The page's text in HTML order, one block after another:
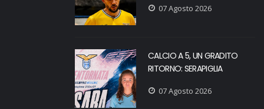
07 Agosto 2026
CALCIO A 5, UN GRADITO
RITORNO: SERAPIGLIA
07 Agosto 2026